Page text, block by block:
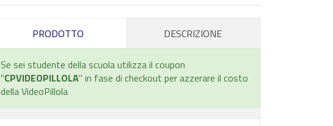
PRODOTTO DESCRIZIONE
Se sei studente della scuola utilizza il coupon
"CPVIDEOPILLOLA" in fase di checkout per azzerare il costo
della VideoPillola